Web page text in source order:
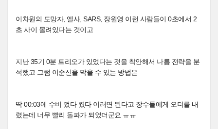
이차원의 도망자, 엘사, SARS, 장원영 이런 사람들이 0초에서 2
초 사이 몰려있다는 것이고
지난 35기 0분 트리오가 있었다는 것을 착안해서 나름 전략을 분
석했고 그럼 이순신을 막을 수 있는 방법은
딱 00:03에 수비 껐다 켰다 이러면 된다고 장수들에게 오더를 내
렸는데 너무 빨리 돌파가 되었더군요 ㅠㅠ